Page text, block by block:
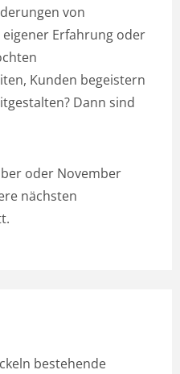
von
Erfahrung oder
Kunden begeistern
Dann sind
oder November
nächsten
bestehende